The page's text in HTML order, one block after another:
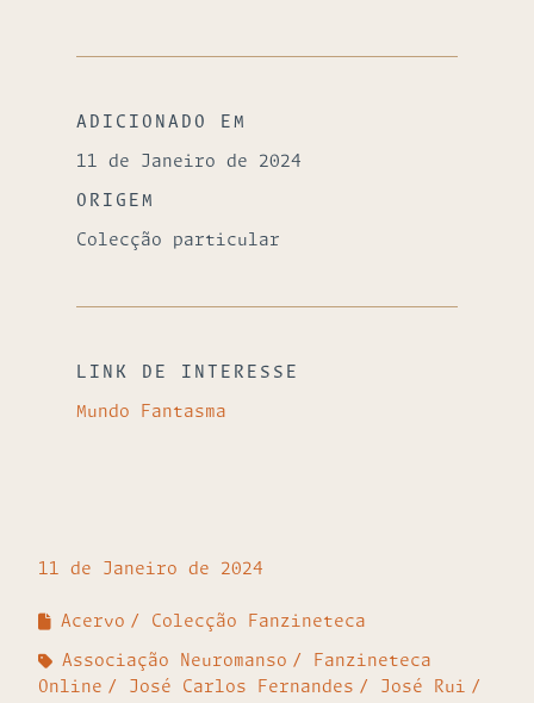
ADICIONADO EM
11 de Janeiro de 2024
ORIGEM
Colecção particular
LINK DE INTERESSE
Mundo Fantasma
11 de Janeiro de 2024
Acervo Colecção Fanzineteca
Associação Neuromanso
Fanzineteca
Online
José Carlos Fernandes
José Rui